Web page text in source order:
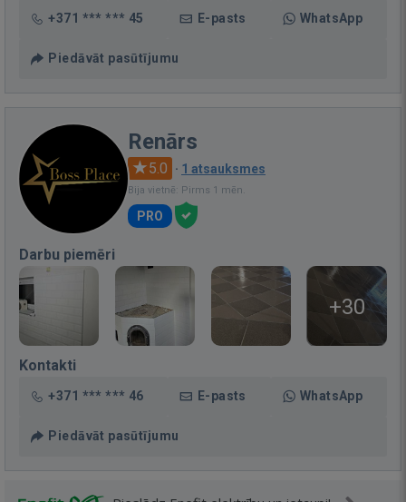
+371 *** *** 45 E-pasts WhatsApp
Piedāvāt pasūtījumu
Renārs
5.0 · 1 atsauksmes
Bija vietnē: Pirms 1 mēn.
PRO
Darbu piemēri
+30
Kontakti
+371 *** *** 46 E-pasts WhatsApp
Piedāvāt pasūtījumu